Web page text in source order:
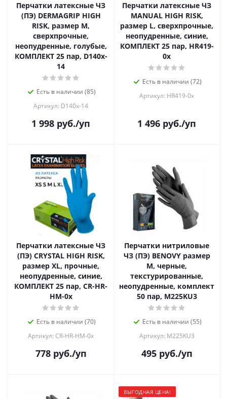
Перчатки латексные ЧЗ
(ПЭ) DERMAGRIP HIGH
RISK, размер M,
сверхпрочные,
неопудренные, голубые,
КОМПЛЕКТ 25 пар, D140x-
14
Есть в наличии (85)
Артикул: D140x-14
1 998 руб./уп
Перчатки латексные ЧЗ
MANUAL HIGH RISK,
размер L, сверхпрочные,
неопудренные, синие,
КОМПЛЕКТ 25 пар, HR419-
0x
Есть в наличии (72)
Артикул: HR419-0x
1 496 руб./уп
Перчатки латексные ЧЗ
(ПЭ) CRYSTAL HIGH RISK,
размер XL, прочные,
неопудренные, синие,
КОМПЛЕКТ 25 пар, CR-HR-
HM-0x
Есть в наличии (70)
Артикул: CR-HR-HM-0x
778руб./уп
Перчатки нитриловые
ЧЗ (ПЭ) BENOVY размер
М, черные,
текстурированные,
неопудренные, комплект
50 пар, M225KU3
Есть в наличии (55)
Артикул: M225KU3
495руб./уп
ВЫГОДНАЯ ЦЕНА!